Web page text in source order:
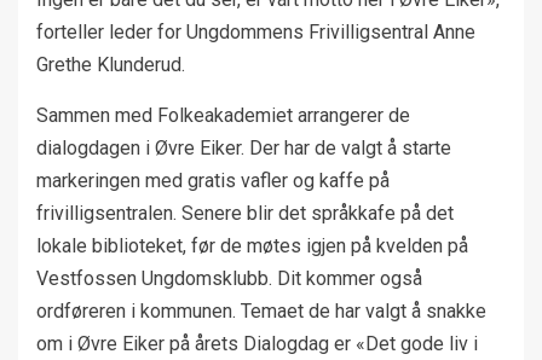
forteller leder for Ungdommens Frivilligsentral Anne
Grethe Klunderud.
Sammen med Folkeakademiet arrangerer de
dialogdagen i Øvre Eiker. Der har de valgt å starte
markeringen med gratis vafler og kaffe på
frivilligsentralen. Senere blir det språkkafe på det
lokale biblioteket, før de møtes igjen på kvelden på
Vestfossen Ungdomsklubb. Dit kommer også
ordføreren i kommunen. Temaet de har valgt å snakke
om i Øvre Eiker på årets Dialogdag er «Det gode liv i